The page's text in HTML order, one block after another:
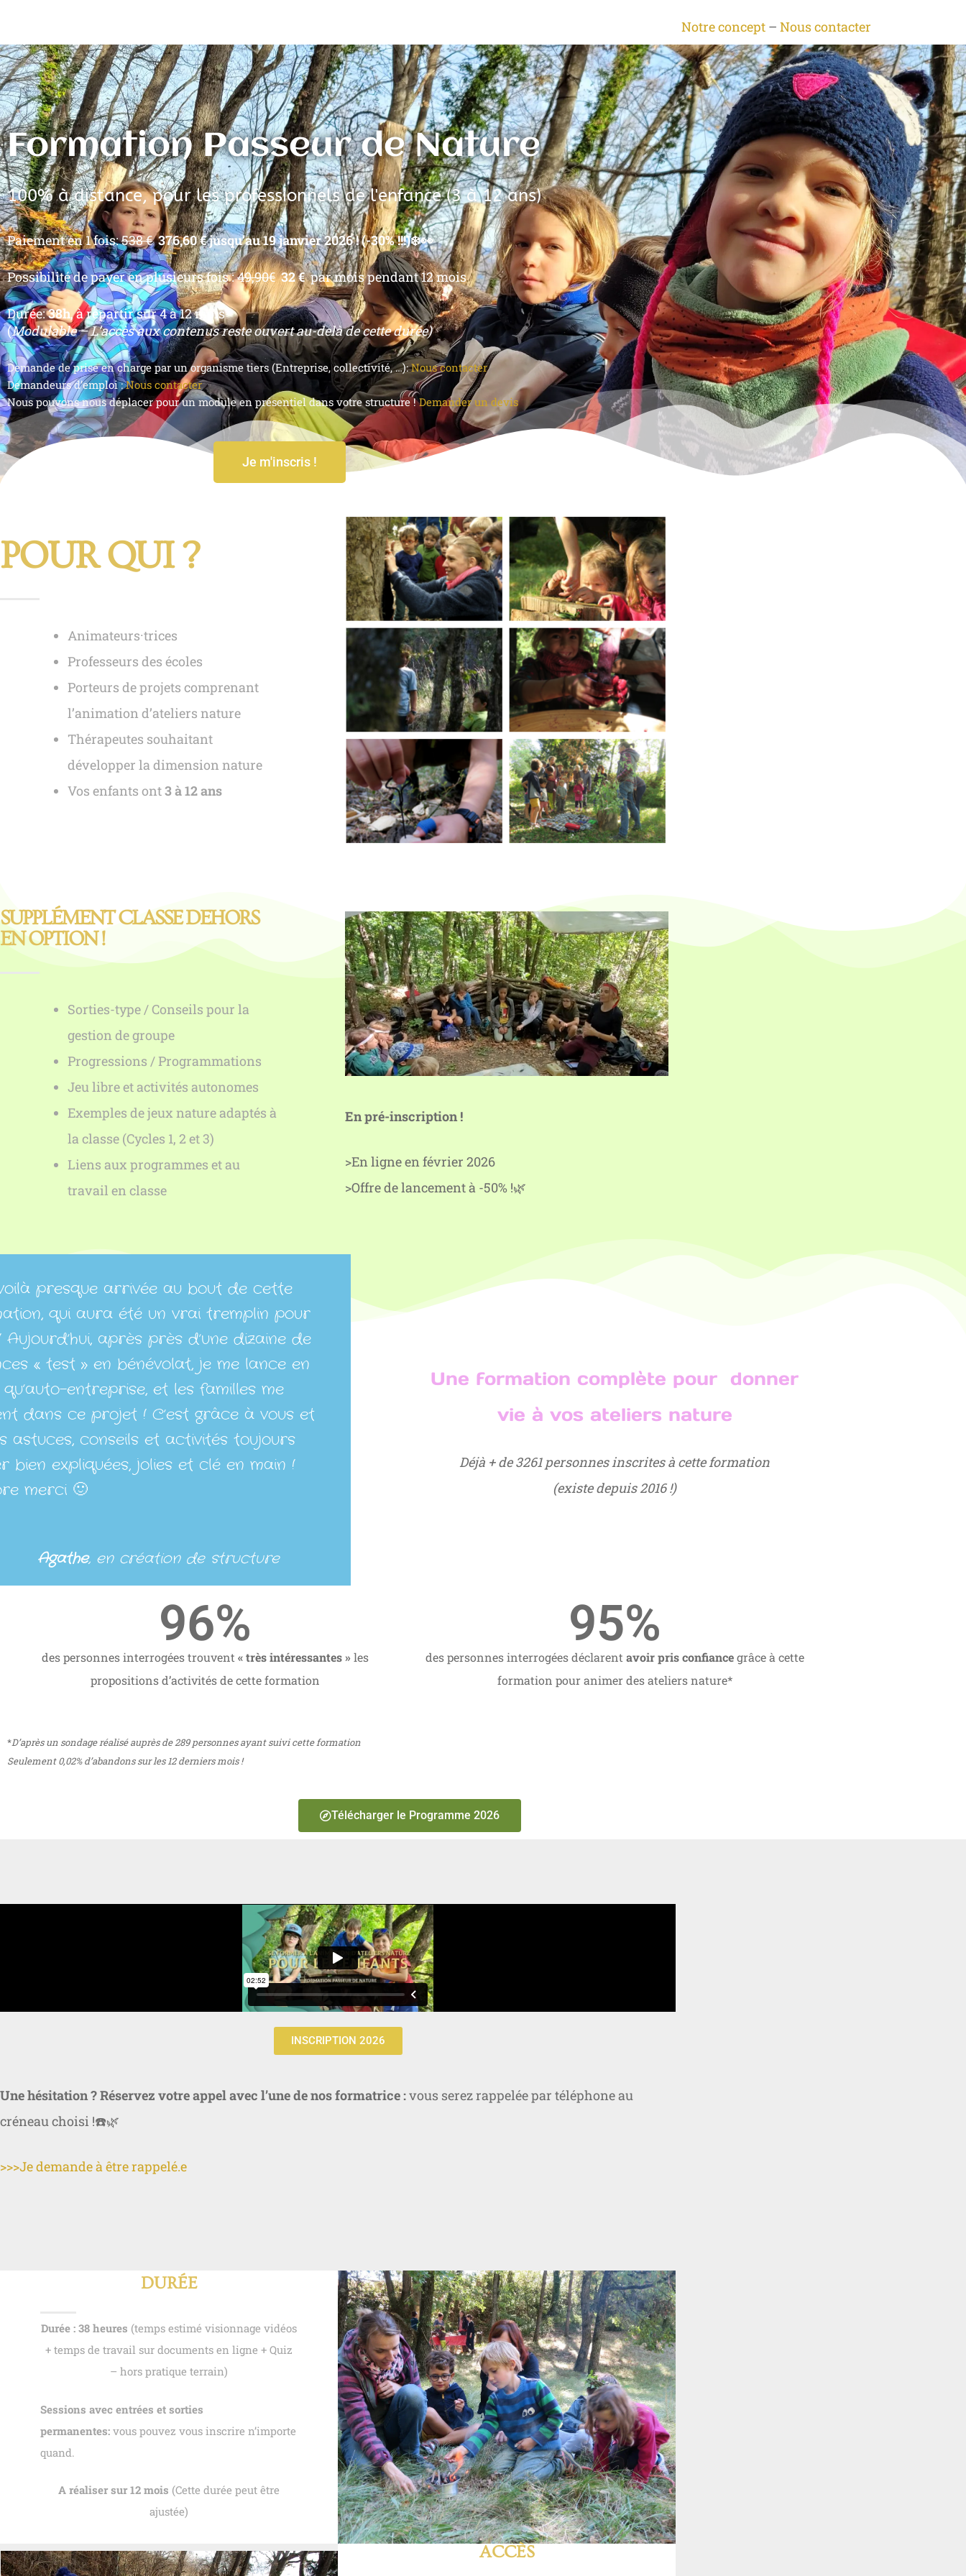
Notre concept –Nous contacter
Formation Passeur de Nature
100% à distance, pour les professionnels de l'enfance (3 à 12 ans)
Paiement en 1 fois:538 € 376,60 € jusqu’au 19 janvier 2026 ! (-30% !!!)❄️👀
Possibilité de payer en plusieurs fois :49,90€ 32 €par mois pendant 12 mois
Durée:38h, à répartir sur 4 à 12 mois
(Modulable – L’accès aux contenus reste ouvert au-delà de cette durée)
Demande de prise en charge par un organisme tiers (Entreprise, collectivité, …):Nous contacter
Demandeurs d’emploi :Nous contacter
Nous pouvons nous déplacer pour un module en présentiel dans votre structure !Demander un devis
Je m'inscris !
POUR QUI ?
Animateurs·trices
Professeurs des écoles
Porteurs de projets comprenant
l’animation d’ateliers nature
Thérapeutes souhaitant
développer la dimension nature
Vos enfants ont3 à 12 ans
SUPPLÉMENT CLASSE DEHORS
EN OPTION !
Sorties-type / Conseils pour la
gestion de groupe
Progressions / Programmations
Jeu libre et activités autonomes
Exemples de jeux nature adaptés à
la classe (Cycles 1, 2 et 3)
Liens aux programmes et au
travail en classe
En pré-inscription !
>En ligne en février 2026
>Offre de lancement à -50% !🌿
presque arrivée au bout de cette
qui aura été un vrai tremplin pour
Aujourd’hui, après près d’une dizaine de
« test » en bénévolat, je me lance en
entreprise, et les familles me
dans ce projet ! C’est grâce à vous et
astuces, conseils et activités toujours
bien expliquées, jolies et clé en main !
merci 🙂
Agathe, en création de structure
Une formation complète pour donner
vie à vos ateliers nature
Déjà + de 3261 personnes inscrites à cette formation
(existe depuis 2016 !)
96%
des personnes interrogées trouvent « très intéressantes »les
propositions d’activités de cette formation
95%
des personnes interrogées déclarent avoir pris confiancegrâce à cette
formation pour animer des ateliers nature*
*D’après un sondage réalisé auprès de 289 personnes ayant suivi cette formation
Seulement 0,02% d’abandons sur les 12 derniers mois !
Télécharger le Programme 2026
INSCRIPTION 2026
Une hésitation ? Réservez votre appel avec l’une de nos formatrice :vous serez rappelée par téléphone au
créneau choisi !☎️🌿
>>>Je demande à être rappelé.e
DURÉE
Durée : 38 heures (temps estimé visionnage vidéos
+ temps de travail sur documents en ligne + Quiz
– hors pratique terrain)
Sessions avec entrées et sorties
permanentes: vous pouvez vous inscrire n’importe
quand.
A réaliser sur 12 mois (Cette durée peut être
ajustée)
ACCÈS